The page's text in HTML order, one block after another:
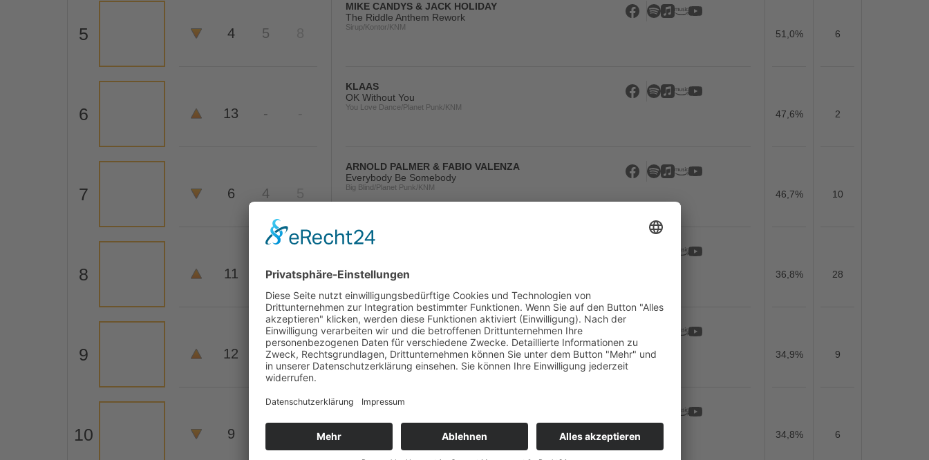
5 4 5
MIKE CANDYS & JACK HOLIDAY
The Riddle Anthem Rework
Sirup/Kontor/KNM
51,0% 6
6 13 -
KLAAS
OK Without You
You Love Dance/Planet Punk/KNM
47,6% 2
7 6 4 5
ARNOLD PALMER & FABIO VALENZA
Everybody Be Somebody
Big Blind/Planet Punk/KNM
46,7% 10
8 11 10 9
EL PROFESOR
36,8% 28
9 12 15 14
LOST FREQUENCIES FEAT. NGHBRS
Like I Love You
Armada/Kontor/KNM
34,9% 9
10 9
OLLY MURS FEAT. SNOOP DOGG
34,8% 6